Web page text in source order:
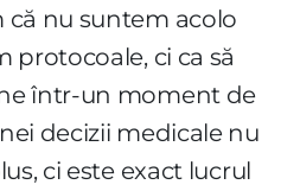
că nu suntem acolo
protocoale, ci ca să
într-un moment de
decizii medicale nu
ci este exact lucrul